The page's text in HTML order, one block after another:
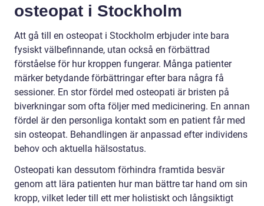
osteopat i Stockholm
Att gå till en osteopat i Stockholm erbjuder inte bara
fysiskt välbefinnande, utan också en förbättrad
förståelse för hur kroppen fungerar. Många patienter
märker betydande förbättringar efter bara några få
sessioner. En stor fördel med osteopati är bristen på
biverkningar som ofta följer med medicinering. En annan
fördel är den personliga kontakt som en patient får med
sin osteopat. Behandlingen är anpassad efter individens
behov och aktuella hälsostatus.
Osteopati kan dessutom förhindra framtida besvär
genom att lära patienten hur man bättre tar hand om sin
kropp, vilket leder till ett mer holistiskt och långsiktigt